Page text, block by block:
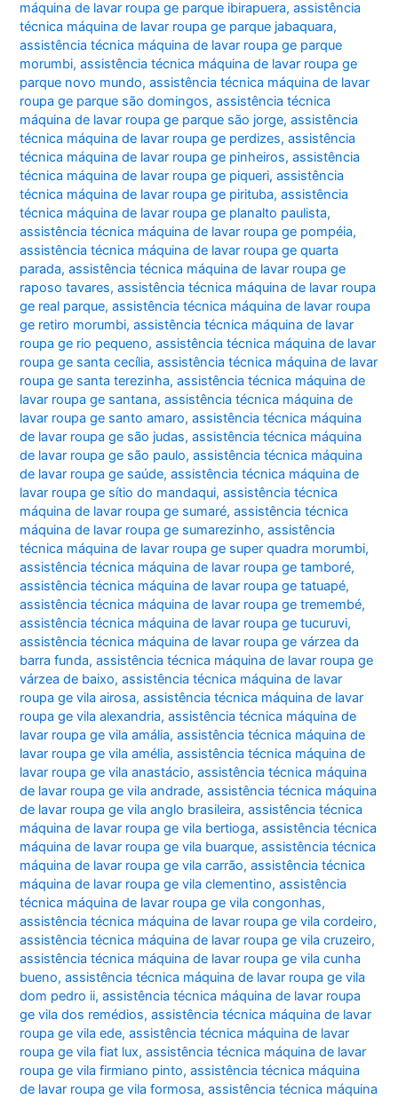
máquina de lavar roupa ge parque ibirapuera,assistência
técnica máquina de lavar roupa ge parque jabaquara,
assistência técnica máquina de lavar roupa ge parque
morumbi,assistência técnica máquina de lavar roupa ge
parque novo mundo,assistência técnica máquina de lavar
roupa ge parque são domingos,assistência técnica
máquina de lavar roupa ge parque são jorge,assistência
técnica máquina de lavar roupa ge perdizes,assistência
técnica máquina de lavar roupa ge pinheiros,assistência
técnica máquina de lavar roupa ge piqueri,assistência
técnica máquina de lavar roupa ge pirituba,assistência
técnica máquina de lavar roupa ge planalto paulista,
assistência técnica máquina de lavar roupa ge pompéia,
assistência técnica máquina de lavar roupa ge quarta
parada,assistência técnica máquina de lavar roupa ge
raposo tavares,assistência técnica máquina de lavar roupa
ge real parque,assistência técnica máquina de lavar roupa
ge retiro morumbi,assistência técnica máquina de lavar
roupa ge rio pequeno,assistência técnica máquina de lavar
roupa ge santa cecília,assistência técnica máquina de lavar
roupa ge santa terezinha,assistência técnica máquina de
lavar roupa ge santana,assistência técnica máquina de
lavar roupa ge santo amaro,assistência técnica máquina
de lavar roupa ge são judas,assistência técnica máquina
de lavar roupa ge são paulo,assistência técnica máquina
de lavar roupa ge saúde,assistência técnica máquina de
lavar roupa ge sítio do mandaqui,assistência técnica
máquina de lavar roupa ge sumaré,assistência técnica
máquina de lavar roupa ge sumarezinho,assistência
técnica máquina de lavar roupa ge super quadra morumbi,
assistência técnica máquina de lavar roupa ge tamboré,
assistência técnica máquina de lavar roupa ge tatuapé,
assistência técnica máquina de lavar roupa ge tremembé,
assistência técnica máquina de lavar roupa ge tucuruvi,
assistência técnica máquina de lavar roupa ge várzea da
barra funda,assistência técnica máquina de lavar roupa ge
várzea de baixo,assistência técnica máquina de lavar
roupa ge vila airosa,assistência técnica máquina de lavar
roupa ge vila alexandria,assistência técnica máquina de
lavar roupa ge vila amália,assistência técnica máquina de
lavar roupa ge vila amélia,assistência técnica máquina de
lavar roupa ge vila anastácio,assistência técnica máquina
de lavar roupa ge vila andrade,assistência técnica máquina
de lavar roupa ge vila anglo brasileira,assistência técnica
máquina de lavar roupa ge vila bertioga,assistência técnica
máquina de lavar roupa ge vila buarque,assistência técnica
máquina de lavar roupa ge vila carrão,assistência técnica
máquina de lavar roupa ge vila clementino,assistência
técnica máquina de lavar roupa ge vila congonhas,
assistência técnica máquina de lavar roupa ge vila cordeiro,
assistência técnica máquina de lavar roupa ge vila cruzeiro,
assistência técnica máquina de lavar roupa ge vila cunha
bueno,assistência técnica máquina de lavar roupa ge vila
dom pedro ii,assistência técnica máquina de lavar roupa
ge vila dos remédios,assistência técnica máquina de lavar
roupa ge vila ede,assistência técnica máquina de lavar
roupa ge vila fiat lux,assistência técnica máquina de lavar
roupa ge vila firmiano pinto,assistência técnica máquina
de lavar roupa ge vila formosa,assistência técnica máquina